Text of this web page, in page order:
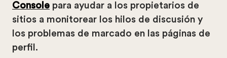
Console para ayudar a los propietarios de
sitios a monitorear los hilos de discusión y
los problemas de marcado en las páginas de
perfil.